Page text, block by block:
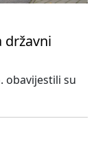
državni
obavijestili su